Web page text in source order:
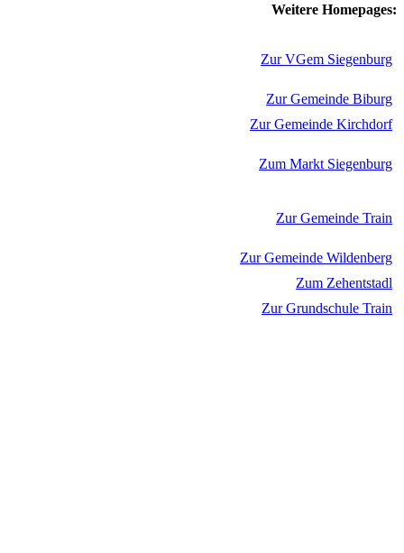
Weitere Homepages:
Zur VGem Siegenburg
Zur Gemeinde Biburg
Zur Gemeinde Kirchdorf
Zum Markt Siegenburg
Zur Gemeinde Train
Zur Gemeinde Wildenberg
Zum Zehentstadl
Zur Grundschule Train